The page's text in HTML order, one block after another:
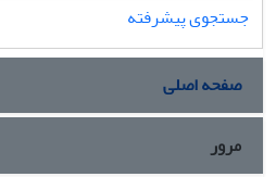
جستجوی پیشرفته
صفحه اصلی
مرور